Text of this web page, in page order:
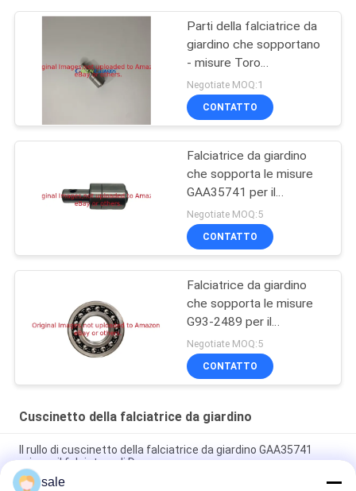
Parti della falciatrice da
giardino che sopportano
- misure Toro
Greensmaster di Front
Roller G52-3180
Negotiate MOQ:1
CONTATTO
Falciatrice da giardino
che sopporta le misure
GAA35741 per il
falciatore di verdi di
Deere 180A
Negotiate MOQ:5
CONTATTO
Falciatrice da giardino
che sopporta le misure
G93-2489 per il
falciatore di TORO
Negotiate MOQ:5
CONTATTO
Cuscinetto della falciatrice da giardino
Il rullo di cuscinetto della falciatrice da giardino GAA35741
misura il falciatore di Deere
sale